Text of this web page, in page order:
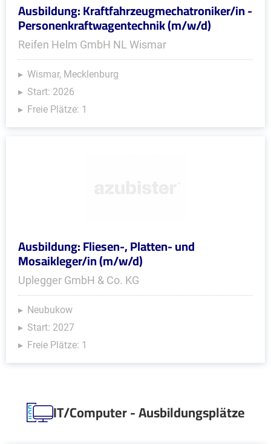
Ausbildung: Kraftfahrzeugmechatroniker/in -
Personenkraftwagentechnik (m/w/d)
Reifen Helm GmbH NL Wismar
Wismar, Mecklenburg
Start: 2026
Freie Plätze: 1
Ausbildung: Fliesen-, Platten- und
Mosaikleger/in (m/w/d)
Uplegger GmbH & Co. KG
Neubukow
Start: 2027
Freie Plätze: 1
IT/Computer - Ausbildungsplätze